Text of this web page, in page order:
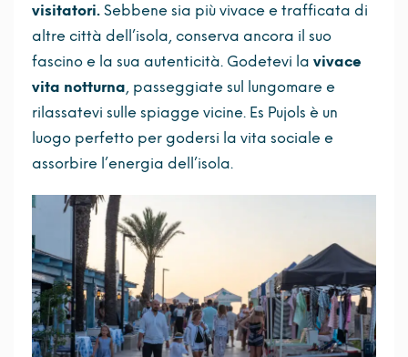
visitatori. Sebbene sia più vivace e trafficata di
altre città dell’isola, conserva ancora il suo
fascino e la sua autenticità. Godetevi la vivace
vita notturna, passeggiate sul lungomare e
rilassatevi sulle spiagge vicine. Es Pujols è un
luogo perfetto per godersi la vita sociale e
assorbire l’energia dell’isola.